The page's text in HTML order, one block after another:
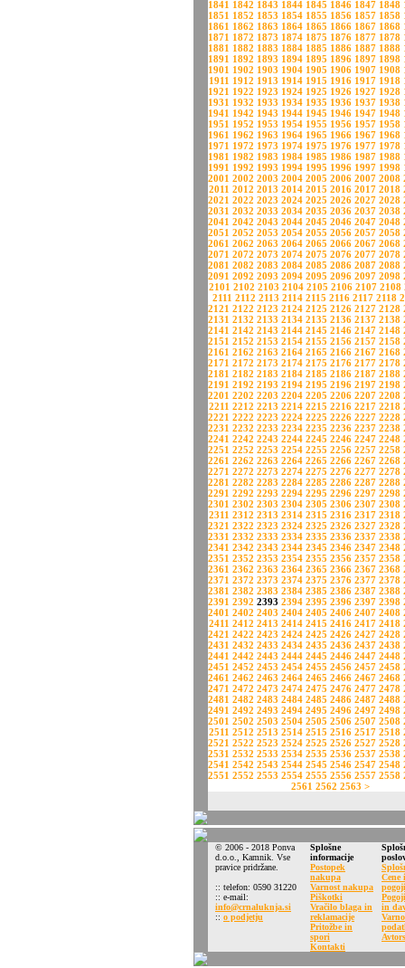
1841 1842 1843 1844 1845 1846 1847 1848
1851 1852 1853 1854 1855 1856 1857 1858
1861 1862 1863 1864 1865 1866 1867 1868
1871 1872 1873 1874 1875 1876 1877 1878
1881 1882 1883 1884 1885 1886 1887 1888
1891 1892 1893 1894 1895 1896 1897 1898
1901 1902 1903 1904 1905 1906 1907 1908
1911 1912 1913 1914 1915 1916 1917 1918
1921 1922 1923 1924 1925 1926 1927 1928
1931 1932 1933 1934 1935 1936 1937 1938
1941 1942 1943 1944 1945 1946 1947 1948
1951 1952 1953 1954 1955 1956 1957 1958
1961 1962 1963 1964 1965 1966 1967 1968
1971 1972 1973 1974 1975 1976 1977 1978
1981 1982 1983 1984 1985 1986 1987 1988
1991 1992 1993 1994 1995 1996 1997 1998
2001 2002 2003 2004 2005 2006 2007 2008
2011 2012 2013 2014 2015 2016 2017 2018
2021 2022 2023 2024 2025 2026 2027 2028
2031 2032 2033 2034 2035 2036 2037 2038
2041 2042 2043 2044 2045 2046 2047 2048
2051 2052 2053 2054 2055 2056 2057 2058
2061 2062 2063 2064 2065 2066 2067 2068
2071 2072 2073 2074 2075 2076 2077 2078
2081 2082 2083 2084 2085 2086 2087 2088
2091 2092 2093 2094 2095 2096 2097 2098
2101 2102 2103 2104 2105 2106 2107 2108
2111 2112 2113 2114 2115 2116 2117 2118
2121 2122 2123 2124 2125 2126 2127 2128
2131 2132 2133 2134 2135 2136 2137 2138
2141 2142 2143 2144 2145 2146 2147 2148
2151 2152 2153 2154 2155 2156 2157 2158
2161 2162 2163 2164 2165 2166 2167 2168
2171 2172 2173 2174 2175 2176 2177 2178
2181 2182 2183 2184 2185 2186 2187 2188
2191 2192 2193 2194 2195 2196 2197 2198
2201 2202 2203 2204 2205 2206 2207 2208
2211 2212 2213 2214 2215 2216 2217 2218
2221 2222 2223 2224 2225 2226 2227 2228
2231 2232 2233 2234 2235 2236 2237 2238
2241 2242 2243 2244 2245 2246 2247 2248
2251 2252 2253 2254 2255 2256 2257 2258
2261 2262 2263 2264 2265 2266 2267 2268
2271 2272 2273 2274 2275 2276 2277 2278
2281 2282 2283 2284 2285 2286 2287 2288
2291 2292 2293 2294 2295 2296 2297 2298
2301 2302 2303 2304 2305 2306 2307 2308
2311 2312 2313 2314 2315 2316 2317 2318
2321 2322 2323 2324 2325 2326 2327 2328
2331 2332 2333 2334 2335 2336 2337 2338
2341 2342 2343 2344 2345 2346 2347 2348
2351 2352 2353 2354 2355 2356 2357 2358
2361 2362 2363 2364 2365 2366 2367 2368
2371 2372 2373 2374 2375 2376 2377 2378
2381 2382 2383 2384 2385 2386 2387 2388
2391 2392 2393 2394 2395 2396 2397 2398
2401 2402 2403 2404 2405 2406 2407 2408
2411 2412 2413 2414 2415 2416 2417 2418
2421 2422 2423 2424 2425 2426 2427 2428
2431 2432 2433 2434 2435 2436 2437 2438
2441 2442 2443 2444 2445 2446 2447 2448
2451 2452 2453 2454 2455 2456 2457 2458
2461 2462 2463 2464 2465 2466 2467 2468
2471 2472 2473 2474 2475 2476 2477 2478
2481 2482 2483 2484 2485 2486 2487 2488
2491 2492 2493 2494 2495 2496 2497 2498
2501 2502 2503 2504 2505 2506 2507 2508
2511 2512 2513 2514 2515 2516 2517 2518
2521 2522 2523 2524 2525 2526 2527 2528
2531 2532 2533 2534 2535 2536 2537 2538
2541 2542 2543 2544 2545 2546 2547 2548
2551 2552 2553 2554 2555 2556 2557 2558
2561 2562 2563 >
© 2006 - 2018 Ponva
d.o.o., Kamnik. Vse
pravice pridržane.
:: telefon: 0590 31220
:: e-mail:
info@crnaluknja.si
:: o podjetju
Splošne
informacije
Postopek
nakupa
Varnost nakupa
Piškotki
Vračilo blaga in
reklamacije
Pritožbe in
spori
Kontakti
pogoji
in